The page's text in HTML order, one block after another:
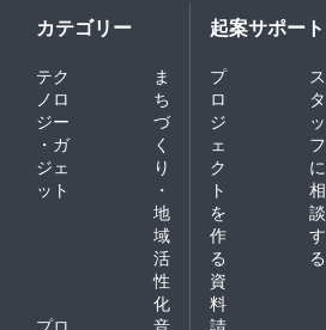
カテゴリー
テク
ノロ
ジー
・ガ
ジェ
ット
ま
ち
づ
く
り
・
地
域
活
性
化
起案サポート
プ
ロ
ジ
ェ
ク
ト
を
作
る
ス
タ
ッ
フ
に
相
談
す
る
資
料